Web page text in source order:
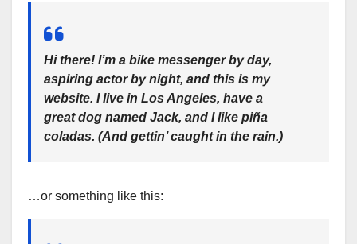
Hi there! I’m a bike messenger by day,
aspiring actor by night, and this is my
website. I live in Los Angeles, have a
great dog named Jack, and I like piña
coladas. (And gettin’ caught in the rain.)
…or something like this: